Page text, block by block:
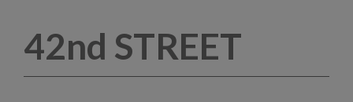
42nd STREET